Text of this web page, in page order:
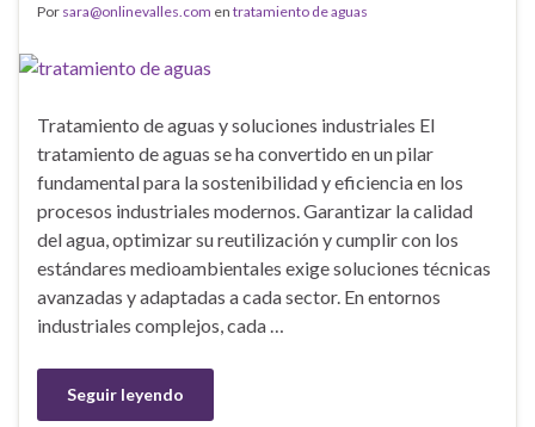
Por sara@onlinevalles.com en tratamiento de aguas
Tratamiento de aguas y soluciones industriales El
tratamiento de aguas se ha convertido en un pilar
fundamental para la sostenibilidad y eficiencia en los
procesos industriales modernos. Garantizar la calidad
del agua, optimizar su reutilización y cumplir con los
estándares medioambientales exige soluciones técnicas
avanzadas y adaptadas a cada sector. En entornos
industriales complejos, cada …
Seguir leyendo